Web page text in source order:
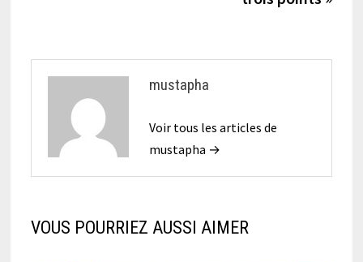
mustapha
Voir tous les articles de
mustapha →
VOUS POURRIEZ AUSSI AIMER